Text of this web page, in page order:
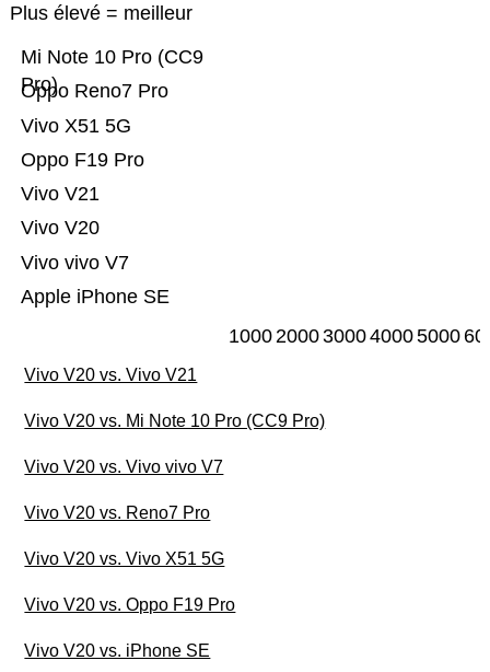
Plus élevé = meilleur
Apple iPhone SE
Vivo vivo V7
Vivo V20
Vivo V21
Oppo F19 Pro
Vivo X51 5G
Oppo Reno7 Pro
Mi Note 10 Pro (CC9
Pro)
10002000300040005000
Vivo V20 vs. Vivo V21
Vivo V20 vs. Mi Note 10 Pro (CC9 Pro)
Vivo V20 vs. Vivo vivo V7
Vivo V20 vs. Reno7 Pro
Vivo V20 vs. Vivo X51 5G
Vivo V20 vs. Oppo F19 Pro
Vivo V20 vs. iPhone SE